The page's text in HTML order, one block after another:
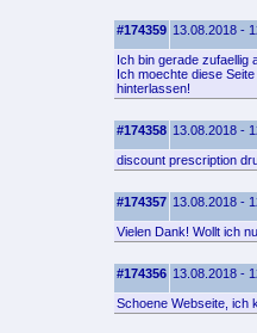
#174359 13.08.2018 -
Ich bin gerade zufaellig
Ich moechte diese
hinterlassen!
#174358 13.08.2018 -
discount prescription
#174357 13.08.2018 -
Vielen Dank! Wollt ich
#174356 13.08.2018 -
Schoene Webseite, ich